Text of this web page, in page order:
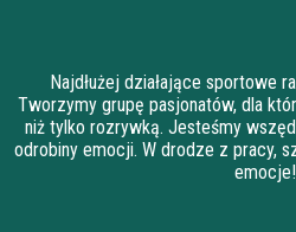
Najdłużej działające sportowe
Tworzymy grupę pasjonatów, dla
niż tylko rozrywką. Jesteśmy
odrobiny emocji. W drodze z pracy,
emocje!